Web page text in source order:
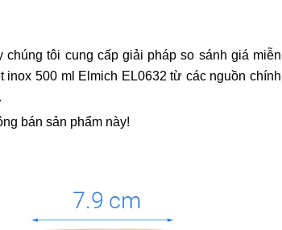
chúng tôi cung cấp giải pháp so sánh giá miễn
500 ml Elmich EL0632 từ các nguồn chính
bán sản phẩm này!